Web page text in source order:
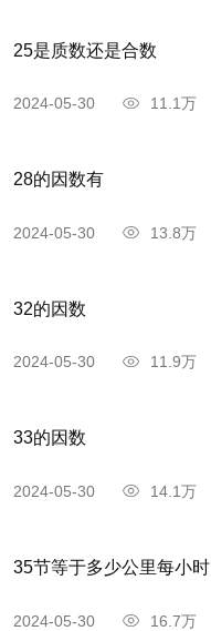
25是质数还是合数
2024-05-30 11.1万
28的因数有
2024-05-30 13.8万
32的因数
2024-05-30 11.9万
33的因数
2024-05-30 14.1万
35节等于多少公里每小时
2024-05-30 16.7万